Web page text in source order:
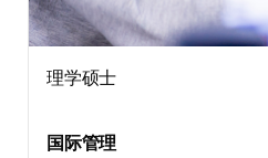
理学硕士
国际管理